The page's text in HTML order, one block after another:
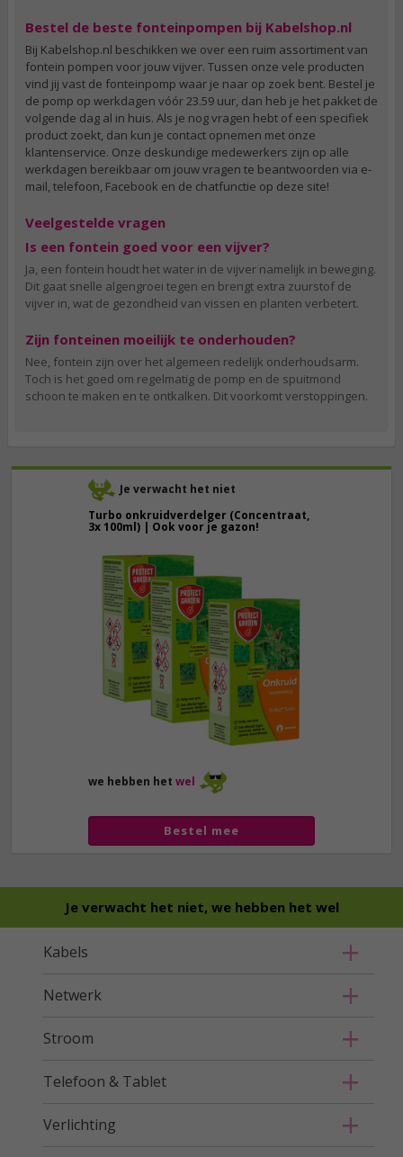
Je verwacht het niet
Turbo onkruidverdelger (Concentraat,
3x 100ml) | Ook voor je gazon!
we hebben het wel
Bestel mee
Bestel de beste fonteinpompen bij Kabelshop.nl
Bij Kabelshop.nl beschikken we over een ruim assortiment van
fontein pompen voor jouw vijver. Tussen onze vele producten
vind jij vast de fonteinpomp waar je naar op zoek bent. Bestel je
de pomp op werkdagen vóór 23.59 uur, dan heb je het pakket de
volgende dag al in huis. Als je nog vragen hebt of een specifiek
product zoekt, dan kun je contact opnemen met onze
klantenservice. Onze deskundige medewerkers zijn op alle
werkdagen bereikbaar om jouw vragen te beantwoorden via e-
mail, telefoon, Facebook en de chatfunctie op deze site!
Veelgestelde vragen
Is een fontein goed voor een vijver?
Ja, een fontein houdt het water in de vijver namelijk in beweging.
Dit gaat snelle algengroei tegen en brengt extra zuurstof de
vijver in, wat de gezondheid van vissen en planten verbetert.
Zijn fonteinen moeilijk te onderhouden?
Nee, fontein zijn over het algemeen redelijk onderhoudsarm.
Toch is het goed om regelmatig de pomp en de spuitmond
schoon te maken en te ontkalken. Dit voorkomt verstoppingen.
Je verwacht het niet, we hebben het wel
Kabels
Netwerk
Stroom
Telefoon & Tablet
Verlichting